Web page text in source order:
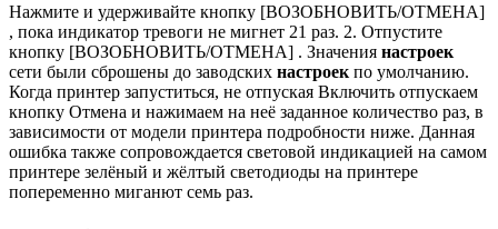
Нажмите и удерживайте кнопку [ВОЗОБНОВИТЬ/ОТМЕНА]
, пока индикатор тревоги не мигнет 21 раз. 2. Отпустите
кнопку [ВОЗОБНОВИТЬ/ОТМЕНА] . Значения настроек
сети были сброшены до заводских настроек по умолчанию.
Когда принтер запуститься, не отпуская Включить отпускаем
кнопку Отмена и нажимаем на неё заданное количество раз, в
зависимости от модели принтера подробности ниже. Данная
ошибка также сопровождается световой индикацией на самом
принтере зелёный и жёлтый светодиоды на принтере
попеременно миганют семь раз.